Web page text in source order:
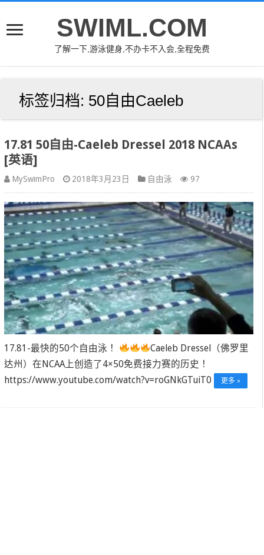
SWIML.COM
了解一下,游泳健身,不办卡不入会,全程免费
标签归档: 50自由Caeleb
17.81 50自由-Caeleb Dressel 2018 NCAAs
[英语]
MySwimPro 2018年3月23日 自由泳 97
17.81-最快的50个自由泳！
Caeleb Dressel（佛罗里
达州）在NCAA上创造了4×50免费接力赛的历史！
https://www.youtube.com/watch?v=roGNkGTuiT0
更多 »